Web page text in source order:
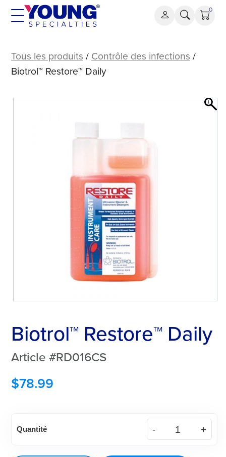
Aller
0
Restore™
Daily
Tous les produits / Contrôle des infections /
Biotrol™ Restore™ Daily
Biotrol™ Restore™ Daily
Article #RD016CS
$78.99
de
Quantité